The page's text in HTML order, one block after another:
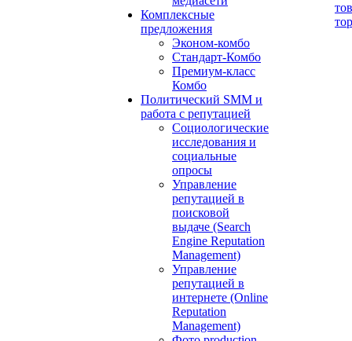
Комплексные
предложения
Эконом-комбо
Стандарт-Комбо
Премиум-класс
Комбо
Политический SMM и
работа с репутацией
Социологические
исследования и
социальные
опросы
Управление
репутацией в
поисковой
выдаче (Search
Engine Reputation
Management)
Управление
репутацией в
интернете (Online
Reputation
Management)